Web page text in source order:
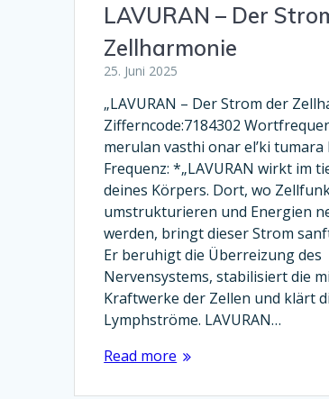
LAVURAN – Der
Zellharmonie
25. Juni 2025
„LAVURAN – Der Strom der
Zifferncode:7184302
merulan vasthi onar el’ki
Frequenz: *„LAVURAN wirkt im
deines Körpers. Dort, wo
umstrukturieren und Energien
werden, bringt dieser Strom
Er beruhigt die Überreizung des
Nervensystems, stabilisiert die
Kraftwerke der Zellen und klärt
Lymphströme. LAVURAN…
Read more